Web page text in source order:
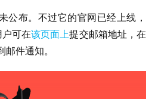
公布。不过它的官网已经上线，
可在该页面上提交邮箱地址，在
件通知。